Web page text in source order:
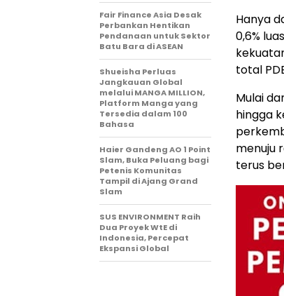
Hanya
0,6%
total
Mulai
hingga
menuju
terus
Fair Finance Asia Desak
Perbankan Hentikan
Pendanaan untuk Sektor
Batu Bara di ASEAN
Shueisha Perluas
Jangkauan Global
melalui MANGA MILLION,
Platform Manga yang
Tersedia dalam 100
Bahasa
Haier Gandeng AO 1 Point
Slam, Buka Peluang bagi
Petenis Komunitas
Tampil di Ajang Grand
Slam
SUS ENVIRONMENT Raih
Dua Proyek WtE di
Indonesia, Percepat
Ekspansi Global